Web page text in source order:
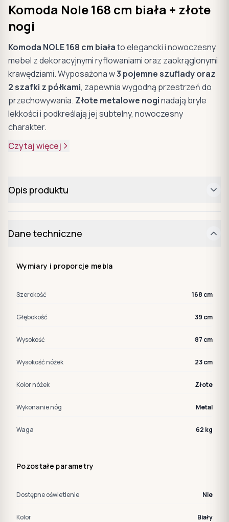
Komoda Nole 168 cm biała + złote
nogi
Komoda NOLE 168 cm białato elegancki i nowoczesny
mebel z dekoracyjnymi ryflowaniami oraz zaokrąglonymi
krawędziami. Wyposażona w3 pojemne szuflady oraz
2 szafki z półkami, zapewnia wygodną przestrzeń do
przechowywania. Złote metalowe noginadają bryle
lekkości i podkreślają jej subtelny, nowoczesny
charakter.
Czytaj więcej
Opis produktu
Dane techniczne
Wymiary i proporcje mebla
Szerokość 168 cm
Głębokość 39 cm
Wysokość 87 cm
Wysokość nóżek 23 cm
Kolor nóżek Złote
Wykonanie nóg Metal
Waga 62 kg
Pozostałe parametry
Dostępne oświetlenie Nie
Kolor Biały